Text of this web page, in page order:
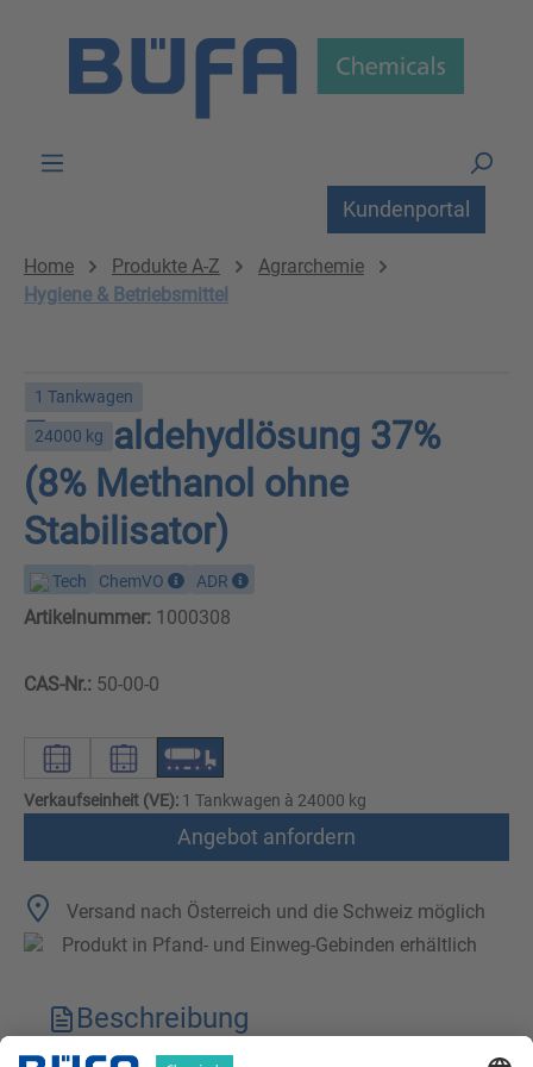
Kundenportal
Home Produkte A-Z
Agrarchemie
Hygiene & Betriebsmittel
1 Tankwagen
24000 kg
Formaldehydlösung 37%
(8% Methanol ohne
Stabilisator)
Tech ChemVO ADR
Artikelnummer: 1000308
CAS-Nr.: 50-00-0
Verkaufseinheit (VE): 1 Tankwagen à 24000 kg
Angebot anfordern
Versand nach Österreich und die Schweiz möglich
Produkt in Pfand- und Einweg-Gebinden erhältlich
Beschreibung